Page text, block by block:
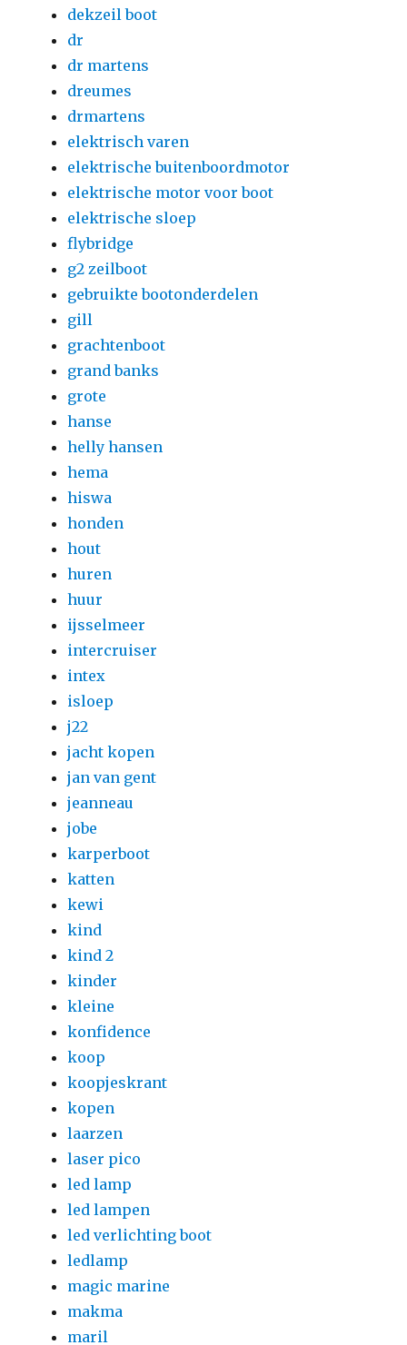
dekzeil boot
dr
dr martens
dreumes
drmartens
elektrisch varen
elektrische buitenboordmotor
elektrische motor voor boot
elektrische sloep
flybridge
g2 zeilboot
gebruikte bootonderdelen
gill
grachtenboot
grand banks
grote
hanse
helly hansen
hema
hiswa
honden
hout
huren
huur
ijsselmeer
intercruiser
intex
isloep
j22
jacht kopen
jan van gent
jeanneau
jobe
karperboot
katten
kewi
kind
kind 2
kinder
kleine
konfidence
koop
koopjeskrant
kopen
laarzen
laser pico
led lamp
led lampen
led verlichting boot
ledlamp
magic marine
makma
maril